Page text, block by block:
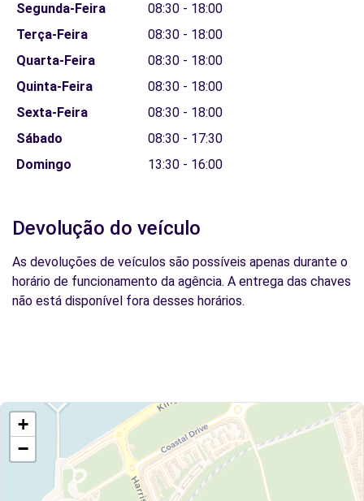
Segunda-Feira
08:30 - 18:00
Terça-Feira
08:30 - 18:00
Quarta-Feira
08:30 - 18:00
Quinta-Feira
08:30 - 18:00
Sexta-Feira
08:30 - 18:00
Sábado
08:30 - 17:30
Domingo
13:30 - 16:00
Devolução do veículo
As devoluções de veículos são possíveis apenas durante o
horário de funcionamento da agência. A entrega das chaves
não está disponível fora desses horários.
+
−